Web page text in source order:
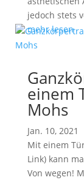
jedoch stets
mehr lesen
einem
Mohs
Jan. 10, 2021
Mit einem
Link) kann
Von wegen!